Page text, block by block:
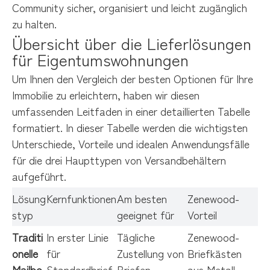
Community sicher, organisiert und leicht zugänglich
zu halten.
Übersicht über die Lieferlösungen
für Eigentumswohnungen
Um Ihnen den Vergleich der besten Optionen für Ihre
Immobilie zu erleichtern, haben wir diesen
umfassenden Leitfaden in einer detaillierten Tabelle
formatiert. In dieser Tabelle werden die wichtigsten
Unterschiede, Vorteile und idealen Anwendungsfälle
für die drei Haupttypen von Versandbehältern
aufgeführt.
Lösung
styp
KernfunktionenAm besten
geeignet für
Zenewood-
Vorteil
Traditi
onelle
In erster Linie
für
Tägliche
Zustellung von
Zenewood-
Briefkästen